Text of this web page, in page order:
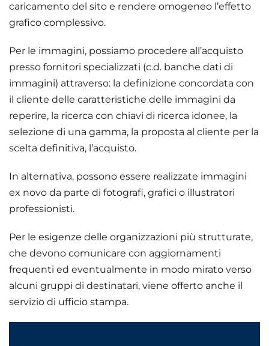
caricamento del sito e rendere omogeneo l’effetto
grafico complessivo.
Per le immagini, possiamo procedere all’acquisto
presso fornitori specializzati (c.d. banche dati di
immagini) attraverso: la definizione concordata con
il cliente delle caratteristiche delle immagini da
reperire, la ricerca con chiavi di ricerca idonee, la
selezione di una gamma, la proposta al cliente per la
scelta definitiva, l’acquisto.
In alternativa, possono essere realizzate immagini
ex novo da parte di fotografi, grafici o illustratori
professionisti.
Per le esigenze delle organizzazioni più strutturate,
che devono comunicare con aggiornamenti
frequenti ed eventualmente in modo mirato verso
alcuni gruppi di destinatari, viene offerto anche il
servizio di ufficio stampa.